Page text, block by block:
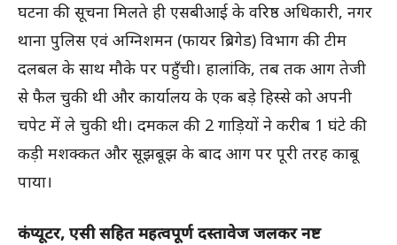
घटना की सूचना मिलते ही एसबीआई के वरिष्ठ अधिकारी, नगर
थाना पुलिस एवं अग्निशमन (फायर ब्रिगेड) विभाग की टीम
दलबल के साथ मौके पर पहुँची। हालांकि, तब तक आग तेजी
से फैल चुकी थी और कार्यालय के एक बड़े हिस्से को अपनी
चपेट में ले चुकी थी। दमकल की 2 गाड़ियों ने करीब 1 घंटे की
कड़ी मशक्कत और सूझबूझ के बाद आग पर पूरी तरह काबू
पाया।
कंप्यूटर, एसी सहित महत्वपूर्ण दस्तावेज जलकर नष्ट